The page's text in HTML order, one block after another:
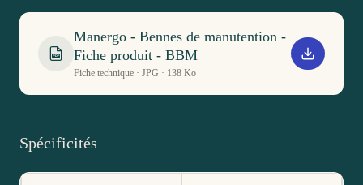
PDF
Manergo - Bennes de manutention -
Fiche produit - BBM
Fiche technique · JPG · 138 Ko
Spécificités